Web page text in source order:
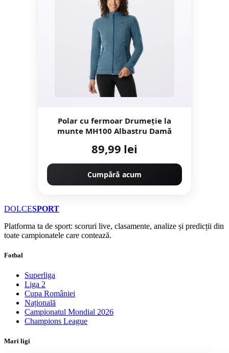
Polar cu fermoar Drumeție la
munte MH100 Albastru Damă
89,99 lei
Cumpără acum
DOLCESPORT
Platforma ta de sport: scoruri live, clasamente, analize și predicții din
toate campionatele care contează.
Fotbal
Superliga
Liga 2
Cupa României
Națională
Campionatul Mondial 2026
Champions League
Mari ligi